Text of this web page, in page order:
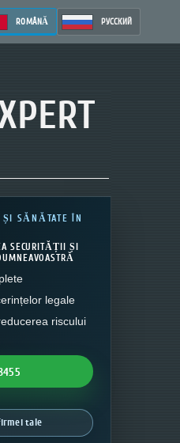
ROMÂNĂ РУССКИЙ
ȘI SĂNĂTATE ÎN
SECURITĂȚII ȘI
legale
riscului
tale